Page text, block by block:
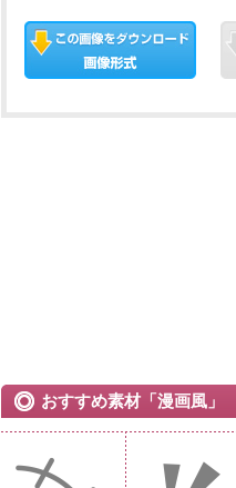
おすすめ素材「漫画風」